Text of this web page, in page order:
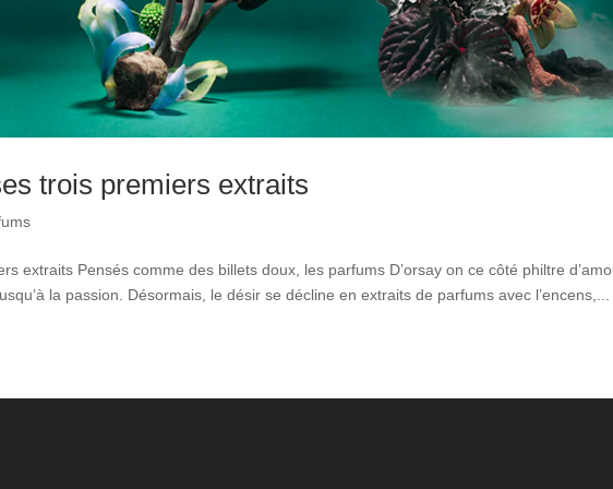
trois premiers extraits
extraits Pensés comme des billets doux, les parfums D’orsay on ce côté philtre
la passion. Désormais, le désir se décline en extraits de parfums avec l’encens,...